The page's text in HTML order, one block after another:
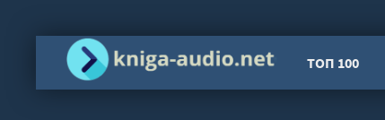
ТОП 100